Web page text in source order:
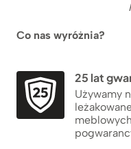
Co nas wyróżnia?
25 lat
Używamy